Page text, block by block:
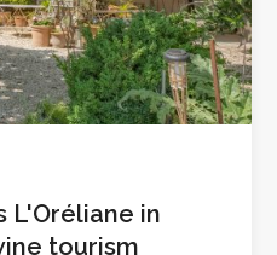
L'Oréliane in
tourism